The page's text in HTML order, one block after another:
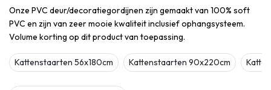
Onze PVC deur/decoratiegordijnen zijn gemaakt van 100% soft
PVC en zijn van zeer mooie kwaliteit inclusief ophangsysteem.
Volume korting op dit product van toepassing.
Kattenstaarten 56x180cm Kattenstaarten 90x220cm